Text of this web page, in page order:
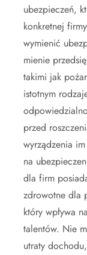
ubezpieczeń,
konkretnej
wymienić
mienie
takimi jak
istotnym
przed
wyrządzenia
na
dla firm
zdrowotne dla
który wpływa
talentów. Nie
utraty